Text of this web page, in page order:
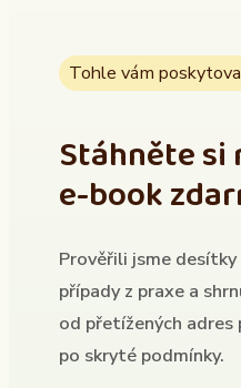
Tohle vám
Stáhněte si
e-book
Prověřili jsme
případy z praxe a
od přetížených adres
po skryté podmínky.